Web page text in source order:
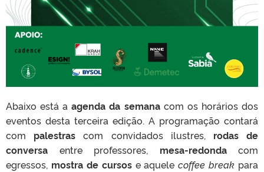
Abaixo está aagenda da semanacom os horários dos
eventos desta terceira edição. A programação contará
com palestras com convidados ilustres, rodas de
conversa entre professores, mesa-redondacom
egressos, mostra de cursose aquelecoffee break para